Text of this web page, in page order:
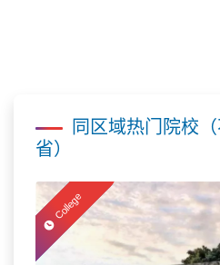
同区域热门院校
省）
College